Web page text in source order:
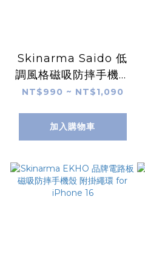
Skinarma Saido 低
調風格磁吸防摔手機殼
附掛繩環 for iPhone
NT$990 ~ NT$1,090
加入購物車